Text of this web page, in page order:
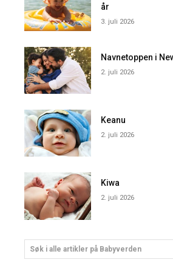
år
3. juli 2026
Navnetoppen i
2. juli 2026
Keanu
2. juli 2026
Kiwa
2. juli 2026
Søk i alle artikler på Babyverden